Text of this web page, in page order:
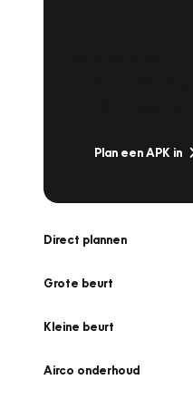
Plan een APK in
Direct plannen
Grote beurt
Kleine beurt
Airco onderhoud